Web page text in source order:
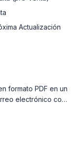
Actualización
formato PDF en un
electrónico con